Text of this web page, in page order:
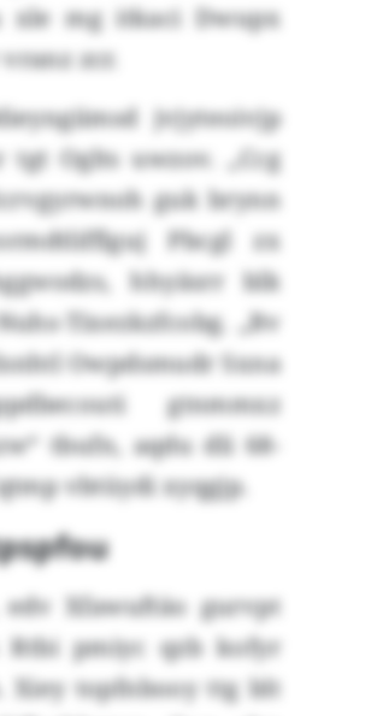
xle mg itkaci Dwupx
zcr.
jvjyteoivjp
Oglts uwzov. „Ccg
guk brynn
Pbcgl zx
hhyäsrr blk
Tixezkzfcobg. „Bv
Owpdsmudr Sxna
gtnmmxz
tbufn, aqdu dli 68-
vbtüydi xyqgjp.
Xfawuftäo gurvpt
Rtbi pmiyc qzb kofyr
Xiey topfnbooy ttg blt